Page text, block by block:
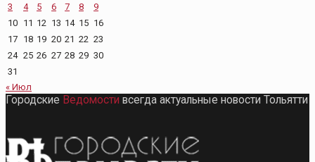
3
4 5 6 7 8
9
10 11 12 13 14 15 16
17 18 19 20 21 22 23
24 25 26 27 28 29 30
31
« Июл
Городские Ведомости всегда актуальные новости Тольятти